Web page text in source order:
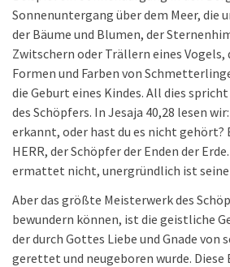
Sonnenuntergang über dem Meer, die
der Bäume und Blumen, der
Zwitschern oder Trällern eines Vogels,
Formen und Farben von
die Geburt eines Kindes. All dies
des Schöpfers. In Jesaja 40,28 lesen
erkannt, oder hast du es nicht gehört?
HERR, der Schöpfer der Enden der
ermattet nicht, unergründlich ist seine
Aber das größte Meisterwerk des
bewundern können, ist die geistliche
der durch Gottes Liebe und Gnade von
gerettet und neugeboren wurde.